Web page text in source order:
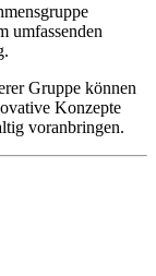
umfassenden
Gruppe können
Konzepte
voranbringen.